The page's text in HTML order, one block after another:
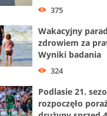
375
Wakacyjny
zdrowiem za
Wyniki badania
324
Podlasie 21.
rozpoczęło